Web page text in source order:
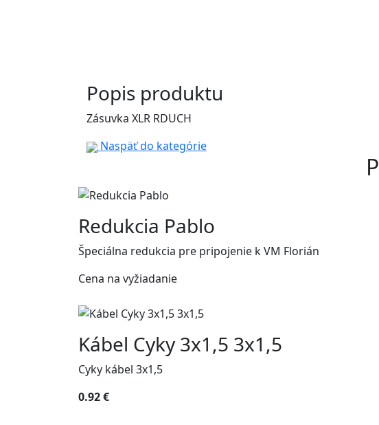
Popis produktu
Zásuvka XLR RDUCH
Naspäť do kategórie
Redukcia Pablo
Špeciálna redukcia pre pripojenie k VM Florián
Cena na vyžiadanie
Kábel Cyky 3x1,5 3x1,5
Cyky kábel 3x1,5
0.92 €